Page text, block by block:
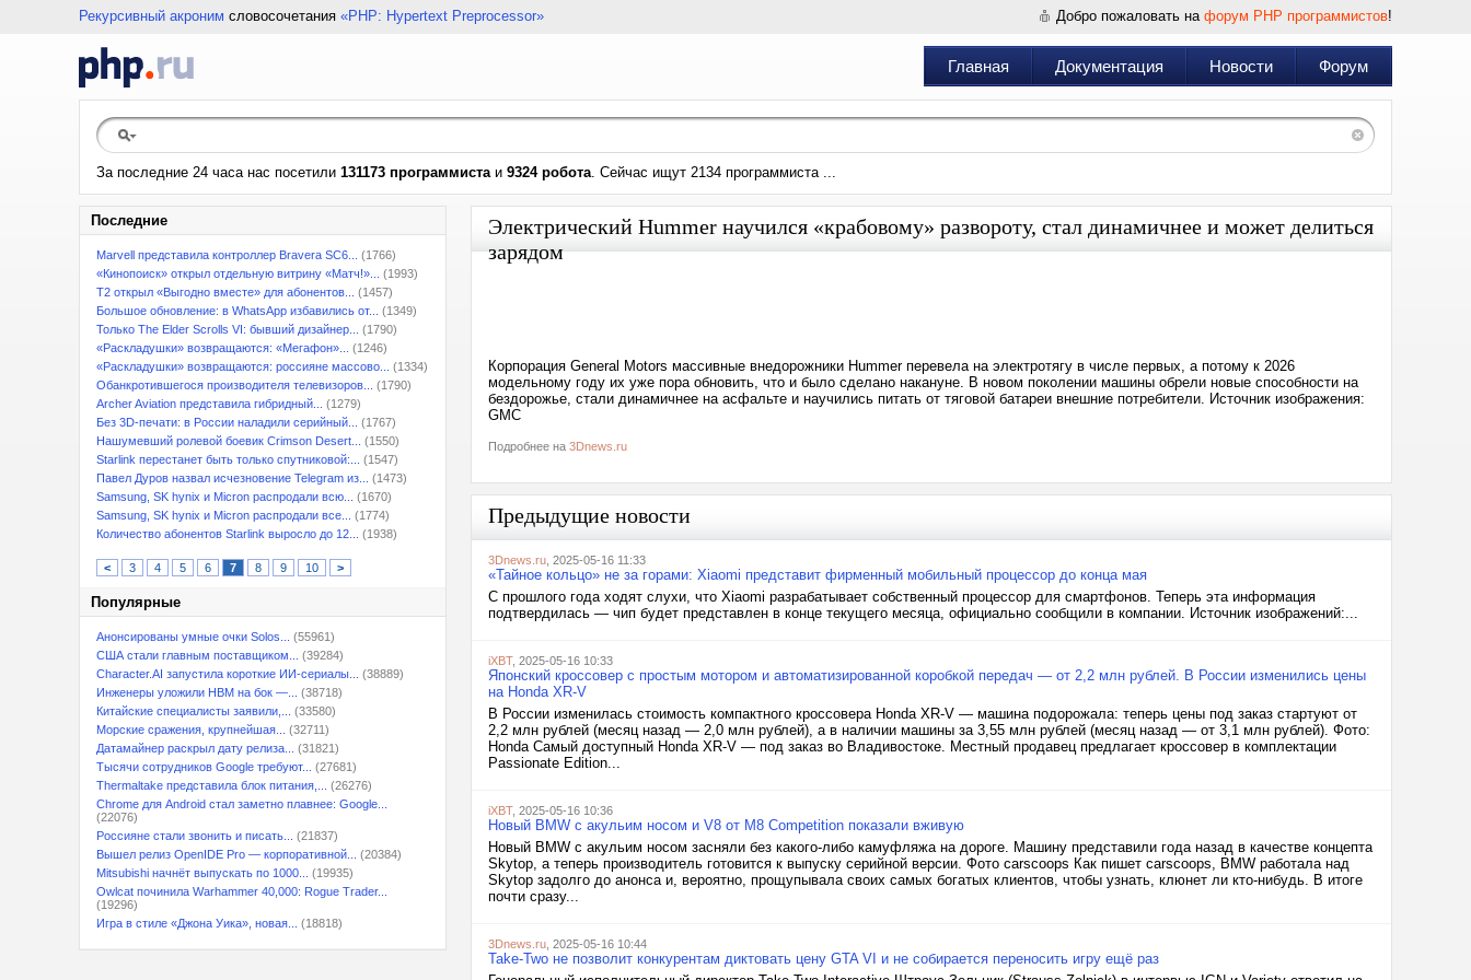
Рекурсивный акроним словосочетания «PHP: Hypertext Preprocessor» Добро пожаловать на форум PHP программистов!
Главная Документация Новости Форум
За последние 24 часа нас посетили 131173 программистаи 9324 робота. Сейчас ищут 2134 программиста ...
Последние
Marvell представила контроллер Bravera SC6...
(1766)
«Кинопоиск» открыл отдельную витрину «Матч!»...
(1993)
T2 открыл «Выгодно вместе» для абонентов...
(1457)
Большое обновление: в WhatsApp избавились от...
(1349)
Только The Elder Scrolls VI: бывший дизайнер...
(1790)
«Раскладушки» возвращаются: «Мегафон»...
(1246)
«Раскладушки» возвращаются: россияне массово...
(1334)
Обанкротившегося производителя телевизоров...
(1790)
Archer Aviation представила гибридный...
(1279)
Без 3D-печати: в России наладили серийный...
(1767)
Нашумевший ролевой боевик Crimson Desert...
(1550)
Starlink перестанет быть только спутниковой:...
(1547)
Павел Дуров назвал исчезновение Telegram из...
(1473)
Samsung, SK hynix и Micron распродали всю...
(1670)
Samsung, SK hynix и Micron распродали все...
(1774)
Количество абонентов Starlink выросло до 12...
(1938)
< 3 4 5 6 7 8 9 10 >
Популярные
Анонсированы умные очки Solos...
(55961)
США стали главным поставщиком...
(39284)
Character.AI запустила короткие ИИ-сериалы...
(38889)
Инженеры уложили HBM на бок —...
(38718)
Китайские специалисты заявили,...
(33580)
Морские сражения, крупнейшая...
(32711)
Датамайнер раскрыл дату релиза...
(31821)
Тысячи сотрудников Google требуют...
(27681)
Thermaltake представила блок питания,...
(26276)
Chrome для Android стал заметно плавнее: Google...
(22076)
Россияне стали звонить и писать...
(21837)
Вышел релиз OpenIDE Pro — корпоративной...
(20384)
Mitsubishi начнёт выпускать по 1000...
(19935)
Owlcat починила Warhammer 40,000: Rogue Trader...
(19296)
Игра в стиле «Джона Уика», новая...
(18818)
Электрический Hummer научился «крабовому» развороту, стал динамичнее и может делиться
зарядом
Корпорация General Motors массивные внедорожники Hummer перевела на электротягу в числе первых, а потому к 2026
модельному году их уже пора обновить, что и было сделано накануне. В новом поколении машины обрели новые способности на
бездорожье, стали динамичнее на асфальте и научились питать от тяговой батареи внешние потребители. Источник изображения:
GMC
Подробнее на 3Dnews.ru
Предыдущие новости
3Dnews.ru , 2025-05-16 11:33
«Тайное кольцо» не за горами: Xiaomi представит фирменный мобильный процессор до конца мая
С прошлого года ходят слухи, что Xiaomi разрабатывает собственный процессор для смартфонов. Теперь эта информация
подтвердилась — чип будет представлен в конце текущего месяца, официально сообщили в компании. Источник изображений:...
iXBT, 2025-05-16 10:33
Японский кроссовер с простым мотором и автоматизированной коробкой передач — от 2,2 млн рублей. В России изменились цены
на Honda XR-V
В России изменилась стоимость компактного кроссовера Honda XR-V — машина подорожала: теперь цены под заказ стартуют от
2,2 млн рублей (месяц назад — 2,0 млн рублей), а в наличии машины за 3,55 млн рублей (месяц назад — от 3,1 млн рублей). Фото:
Honda Самый доступный Honda XR-V — под заказ во Владивостоке. Местный продавец предлагает кроссовер в комплектации
Passionate Edition...
iXBT, 2025-05-16 10:36
Новый BMW с акульим носом и V8 от M8 Competition показали вживую
Новый BMW с акульим носом засняли без какого-либо камуфляжа на дороге. Машину представили года назад в качестве концепта
Skytop, а теперь производитель готовится к выпуску серийной версии. Фото carscoops Как пишет carscoops, BMW работала над
Skytop задолго до анонса и, вероятно, прощупывала своих самых богатых клиентов, чтобы узнать, клюнет ли кто-нибудь. В итоге
почти сразу...
3Dnews.ru , 2025-05-16 10:44
Take-Two не позволит конкурентам диктовать цену GTA VI и не собирается переносить игру ещё раз